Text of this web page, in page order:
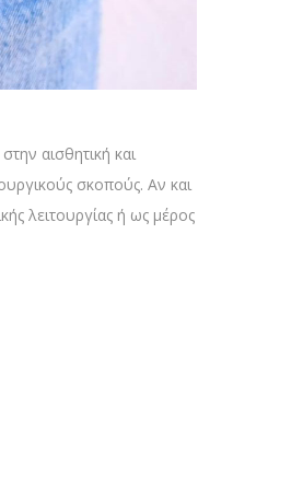
αισθητική και
σκοπούς. Αν και
λειτουργίας ή ως μέρος